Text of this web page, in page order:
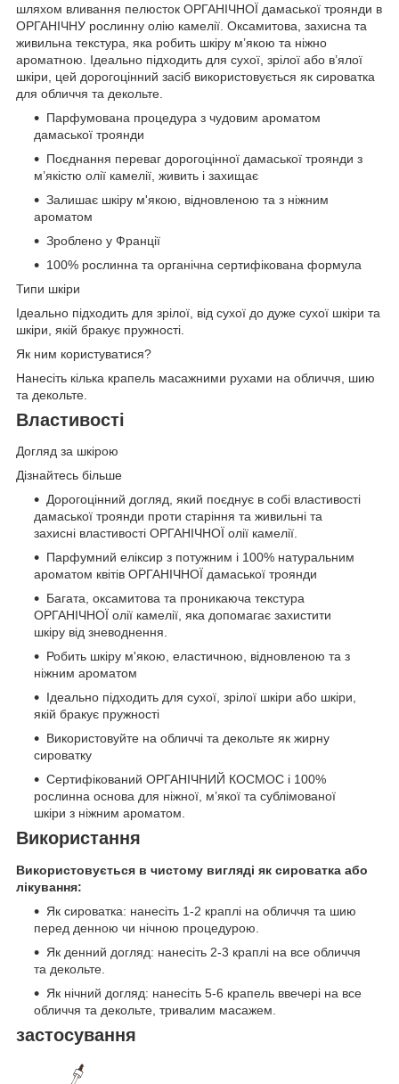
шляхом вливання пелюсток ОРГАНІЧНОЇ дамаської троянди в
ОРГАНІЧНУ рослинну олію камелії. Оксамитова, захисна та
живильна текстура, яка робить шкіру м’якою та ніжно
ароматною. Ідеально підходить для сухої, зрілої або в’ялої
шкіри, цей дорогоцінний засіб використовується як сироватка
для обличчя та декольте.
Парфумована процедура з чудовим ароматом
дамаської троянди
Поєднання переваг дорогоцінної дамаської троянди з
м’якістю олії камелії, живить і захищає
Залишає шкіру м'якою, відновленою та з ніжним
ароматом
Зроблено у Франції
100% рослинна та органічна сертифікована формула
Типи шкіри
Ідеально підходить для зрілої, від сухої до дуже сухої шкіри та
шкіри, якій бракує пружності.
Як ним користуватися?
Нанесіть кілька крапель масажними рухами на обличчя, шию
та декольте.
Властивості
Догляд за шкірою
Дізнайтесь більше
Дорогоцінний догляд, який поєднує в собі властивості
дамаської троянди проти старіння та живильні та
захисні властивості ОРГАНІЧНОЇ олії камелії.
Парфумний еліксир з потужним і 100% натуральним
ароматом квітів ОРГАНІЧНОЇ дамаської троянди
Багата, оксамитова та проникаюча текстура
ОРГАНІЧНОЇ олії камелії, яка допомагає захистити
шкіру від зневоднення.
Робить шкіру м'якою, еластичною, відновленою та з
ніжним ароматом
Ідеально підходить для сухої, зрілої шкіри або шкіри,
якій бракує пружності
Використовуйте на обличчі та декольте як жирну
сироватку
Сертифікований ОРГАНІЧНИЙ КОСМОС і 100%
рослинна основа для ніжної, м’якої та сублімованої
шкіри з ніжним ароматом.
Використання
Використовується в чистому вигляді як сироватка або
лікування:
Як сироватка: нанесіть 1-2 краплі на обличчя та шию
перед денною чи нічною процедурою.
Як денний догляд: нанесіть 2-3 краплі на все обличчя
та декольте.
Як нічний догляд: нанесіть 5-6 крапель ввечері на все
обличчя та декольте, тривалим масажем.
застосування